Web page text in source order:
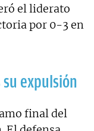
el liderato
por 0-3 en
expulsión
final del